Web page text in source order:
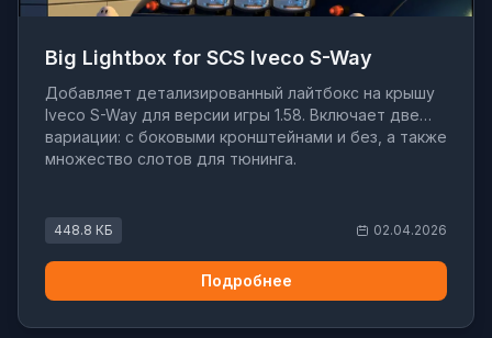
Big Lightbox for SCS Iveco S-Way
Добавляет детализированный лайтбокс на крышу
Iveco S-Way для версии игры 1.58. Включает две
вариации: с боковыми кронштейнами и без, а также
множество слотов для тюнинга.
448.8 КБ 02.04.2026
Подробнее